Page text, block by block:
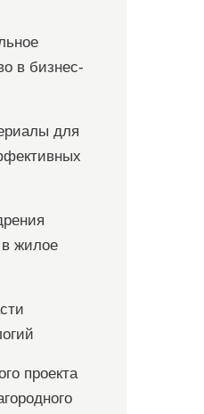
в бизнес-
для
жилое
проекта